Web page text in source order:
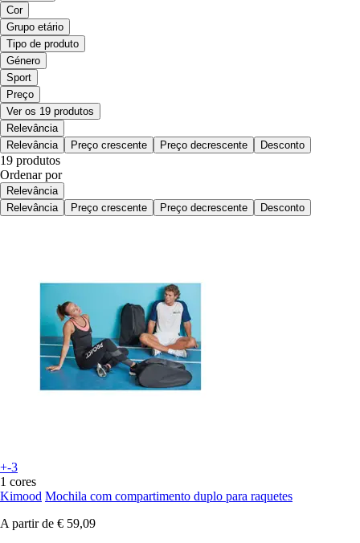
Cor
Grupo etário
Tipo de produto
Género
Sport
Preço
Ver os 19 produtos
Relevância
Relevância
Preço crescente Preço decrescente Desconto
19 produtos
Ordenar por
Relevância
Relevância
Preço crescente Preço decrescente Desconto
+-3
1 cores
Kimood Mochila com compartimento duplo para raquetes
A partir de € 59,09